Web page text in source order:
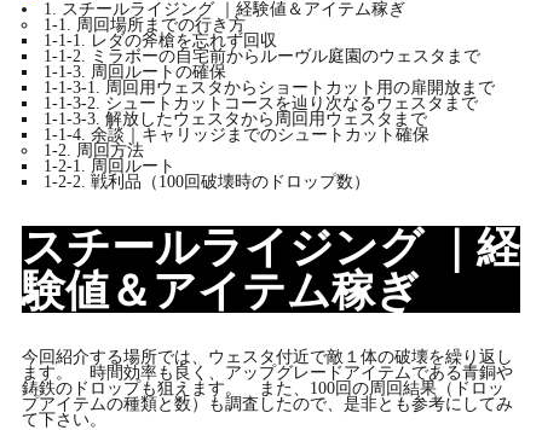
1.
スチールライジング ｜経験値＆アイテム稼ぎ
1-1.
周回場所までの行き方
1-1-1.
レダの斧槍を忘れず回収
1-1-2.
ミラボーの自宅前からルーヴル庭園のウェスタまで
1-1-3.
周回ルートの確保
1-1-3-1.
周回用ウェスタからショートカット用の扉開放まで
1-1-3-2.
シュートカットコースを辿り次なるウェスタまで
1-1-3-3. 解放したウェスタから周回用ウェスタまで
1-1-4. 余談｜キャリッジまでのシュートカット確保
1-2.
周回方法
1-2-1.
周回ルート
1-2-2. 戦利品（100回破壊時のドロップ数）
スチールライジング ｜経
験値＆アイテム稼ぎ
今回紹介する場所では、ウェスタ付近で敵１体の破壊を繰り返し
ます。 時間効率も良く、アップグレードアイテムである青銅や
鋳鉄のドロップも狙えます。 また、100回の周回結果（ドロッ
プアイテムの種類と数）も調査したので、是非とも参考にしてみ
て下さい。